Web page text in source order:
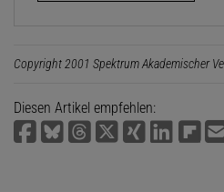
Copyright 2001 Spektrum Akademischer
Diesen Artikel empfehlen: